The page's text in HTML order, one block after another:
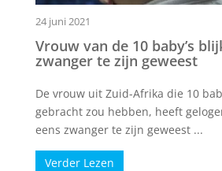
24 juni 2021
Vrouw van de 10 baby’s
zwanger te zijn geweest
De vrouw uit Zuid-Afrika die 10
gebracht zou hebben, heeft
eens zwanger te zijn geweest ...
Verder Lezen